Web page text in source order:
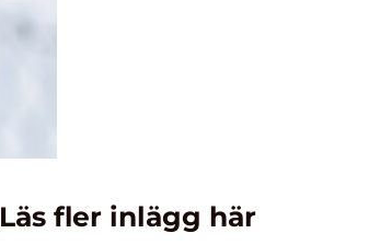
Läs fler inlägg här